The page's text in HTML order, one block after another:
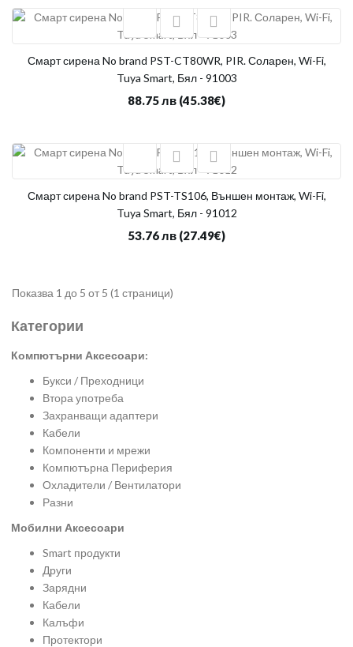
Смарт сирена No brand PST-CT80WR, PIR. Соларен, Wi-Fi,
Tuya Smart, Бял - 91003
88.75 лв (45.38€)
Смарт сирена No brand PST-TS106, Външен монтаж, Wi-Fi,
Tuya Smart, Бял - 91012
53.76 лв (27.49€)
Показва 1 до 5 от 5 (1 страници)
Категории
Компютърни Аксесоари:
Букси / Преходници
Втора употреба
Захранващи адаптери
Кабели
Компоненти и мрежи
Компютърна Периферия
Охладители / Вентилатори
Разни
Мобилни Аксесоари
Smart продукти
Други
Зарядни
Кабели
Калъфи
Протектори